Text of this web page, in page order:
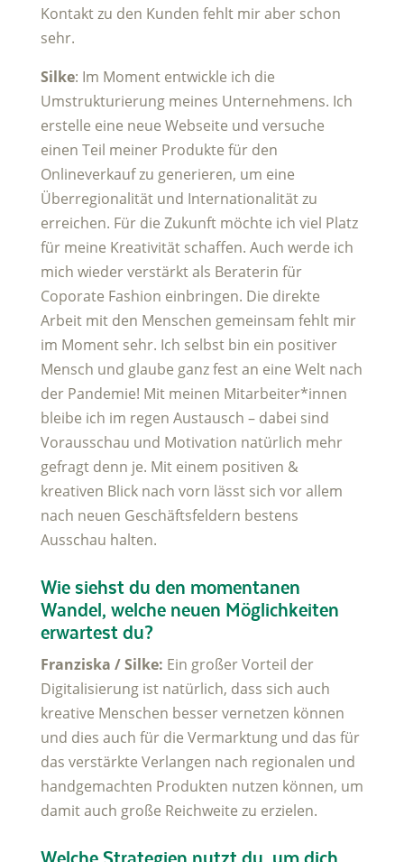
Kontakt zu den Kunden fehlt mir aber schon
sehr.
Silke: Im Moment entwickle ich die
Umstrukturierung meines Unternehmens. Ich
erstelle eine neue Webseite und versuche
einen Teil meiner Produkte für den
Onlineverkauf zu generieren, um eine
Überregionalität und Internationalität zu
erreichen. Für die Zukunft möchte ich viel Platz
für meine Kreativität schaffen. Auch werde ich
mich wieder verstärkt als Beraterin für
Coporate Fashion einbringen. Die direkte
Arbeit mit den Menschen gemeinsam fehlt mir
im Moment sehr. Ich selbst bin ein positiver
Mensch und glaube ganz fest an eine Welt nach
der Pandemie! Mit meinen Mitarbeiter*innen
bleibe ich im regen Austausch – dabei sind
Vorausschau und Motivation natürlich mehr
gefragt denn je. Mit einem positiven &
kreativen Blick nach vorn lässt sich vor allem
nach neuen Geschäftsfeldern bestens
Ausschau halten.
Wie siehst du den momentanen
Wandel, welche neuen Möglichkeiten
erwartest du?
Franziska / Silke: Ein großer Vorteil der
Digitalisierung ist natürlich, dass sich auch
kreative Menschen besser vernetzen können
und dies auch für die Vermarktung und das für
das verstärkte Verlangen nach regionalen und
handgemachten Produkten nutzen können, um
damit auch große Reichweite zu erzielen.